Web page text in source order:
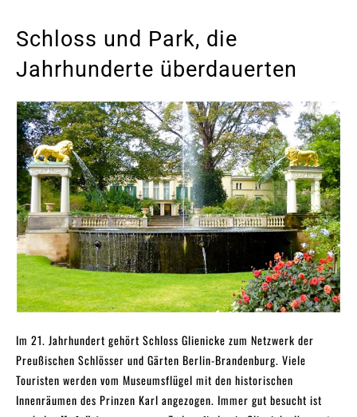
Schloss und Park, die
Jahrhunderte überdauerten
Im 21. Jahrhundert gehört Schloss Glienicke zum Netzwerk der
Preußischen Schlösser und Gärten Berlin-Brandenburg. Viele
Touristen werden vom Museumsflügel mit den historischen
Innenräumen des Prinzen Karl angezogen. Immer gut besucht ist